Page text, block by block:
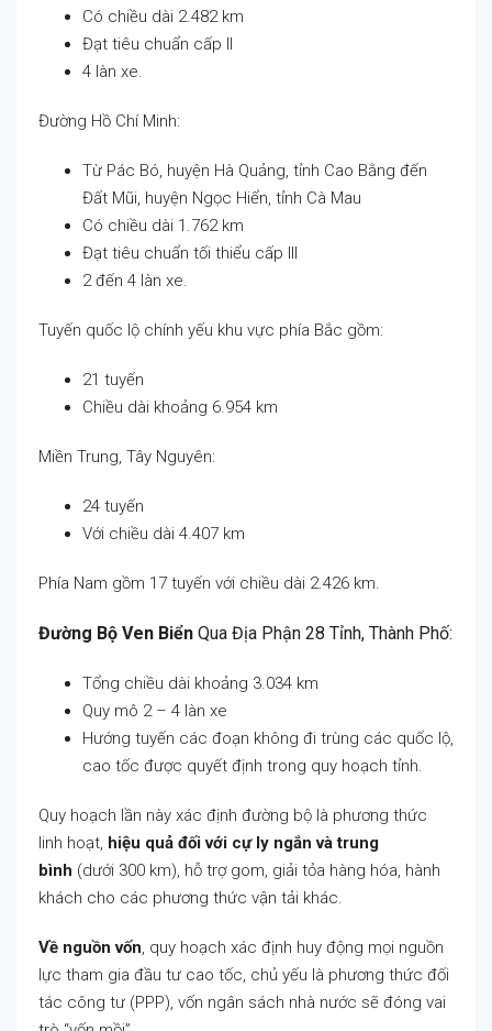
Có chiều dài 2.482 km
Đạt tiêu chuẩn cấp II
4 làn xe.
Đường Hồ Chí Minh:
Từ Pác Bó, huyện Hà Quảng, tỉnh Cao Bằng đến
Đất Mũi, huyện Ngọc Hiển, tỉnh Cà Mau
Có chiều dài 1.762 km
Đạt tiêu chuẩn tối thiểu cấp III
2 đến 4 làn xe.
Tuyến quốc lộ chính yếu khu vực phía Bắc gồm:
21 tuyến
Chiều dài khoảng 6.954 km
Miền Trung, Tây Nguyên:
24 tuyến
Với chiều dài 4.407 km
Phía Nam gồm 17 tuyến với chiều dài 2.426 km.
Đường Bộ Ven Biển Qua Địa Phận 28 Tỉnh, Thành Phố:
Tổng chiều dài khoảng 3.034 km
Quy mô 2 – 4 làn xe
Hướng tuyến các đoạn không đi trùng các quốc lộ,
cao tốc được quyết định trong quy hoạch tỉnh.
Quy hoạch lần này xác định đường bộ là phương thức
linh hoạt, hiệu quả đối với cự ly ngắn và trung
bình (dưới 300 km), hỗ trợ gom, giải tỏa hàng hóa, hành
khách cho các phương thức vận tải khác.
Về nguồn vốn , quy hoạch xác định huy động mọi nguồn
lực tham gia đầu tư cao tốc, chủ yếu là phương thức đối
tác công tư (PPP), vốn ngân sách nhà nước sẽ đóng vai